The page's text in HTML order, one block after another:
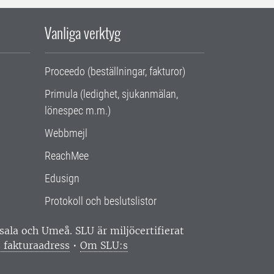
Vanliga verktyg
Proceedo (beställningar, fakturor)
Primula (ledighet, sjukanmälan,
lönespec m.m.)
Webbmejl
ReachMee
Edusign
Protokoll och beslutslistor
och Umeå. SLU är miljöcertifierat
fakturaadress • Om SLU:s